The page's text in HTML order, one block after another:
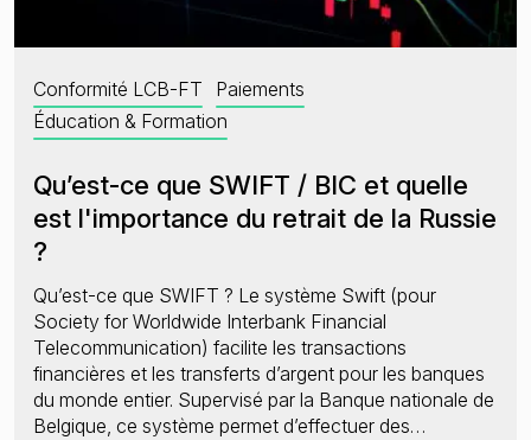
Conformité LCB-FT
Paiements
Éducation & Formation
Qu’est-ce que SWIFT / BIC et quelle
est l'importance du retrait de la Russie
?
Qu’est-ce que SWIFT ? Le système Swift (pour
Society for Worldwide Interbank Financial
Telecommunication) facilite les transactions
financières et les transferts d’argent pour les banques
du monde entier. Supervisé par la Banque nationale de
Belgique, ce système permet d’effectuer des…